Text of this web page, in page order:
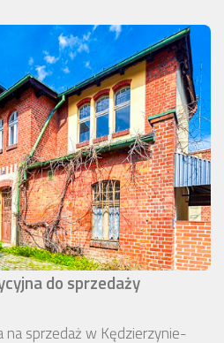
do sprzedaży
na sprzedaż w Kędzierzynie-